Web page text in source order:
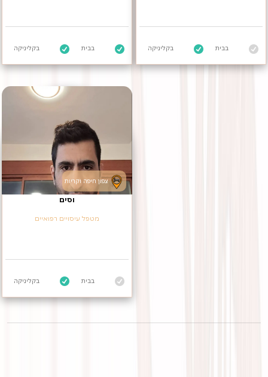
בקליניקה בבית בקליניקה בבית
צפון חיפה וקריות
וסים
מטפל עיסויים רפואיים
בקליניקה בבית